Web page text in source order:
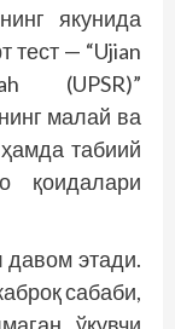
якунида
тест — “Ujian
(UPSR)”
малай ва
табиий
қоидалари
этади.
сабаби,